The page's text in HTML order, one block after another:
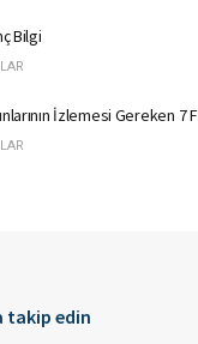
Bilgi
İzlemesi Gereken 7
takip edin